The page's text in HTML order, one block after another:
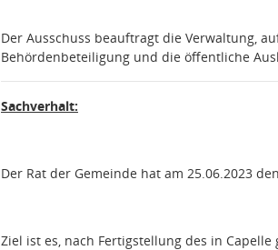
Der Ausschuss beauftragt die Verwaltung,
Behördenbeteiligung und die öffentliche
Sachverhalt:
Der Rat der Gemeinde hat am 25.06.2023
Ziel ist es, nach Fertigstellung des in